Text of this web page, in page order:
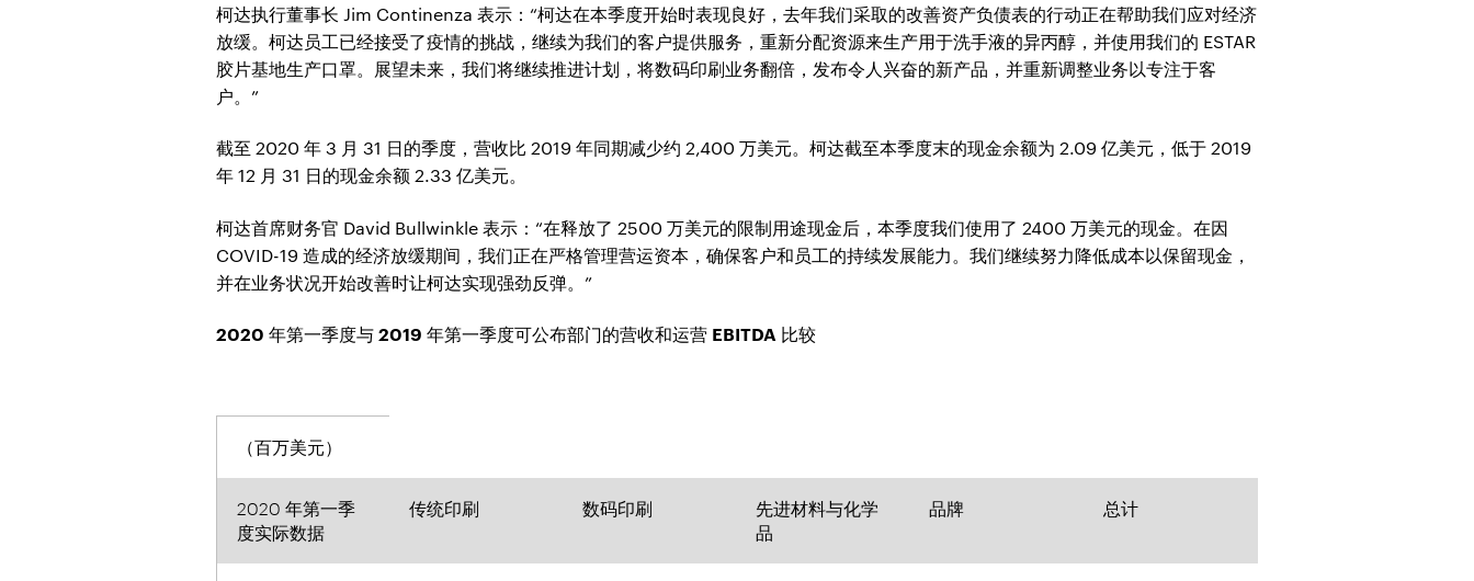
柯达执行董事长 Jim Continenza 表示：“柯达在本季度开始时表现良好，去年我们采取的改善资产负债表的行动正在帮助我们应对经济
放缓。柯达员工已经接受了疫情的挑战，继续为我们的客户提供服务，重新分配资源来生产用于洗手液的异丙醇，并使用我们的 ESTAR
胶片基地生产口罩。展望未来，我们将继续推进计划，将数码印刷业务翻倍，发布令人兴奋的新产品，并重新调整业务以专注于客
户。”
截至 2020 年 3 月 31 日的季度，营收比 2019 年同期减少约 2,400 万美元。柯达截至本季度末的现金余额为 2.09 亿美元，低于 2019
年 12 月 31 日的现金余额 2.33 亿美元。
柯达首席财务官 David Bullwinkle 表示：“在释放了 2500 万美元的限制用途现金后，本季度我们使用了 2400 万美元的现金。在因
COVID-19 造成的经济放缓期间，我们正在严格管理营运资本，确保客户和员工的持续发展能力。我们继续努力降低成本以保留现金，
并在业务状况开始改善时让柯达实现强劲反弹。”
2020 年第一季度与 2019 年第一季度可公布部门的营收和运营 EBITDA 比较
（百万美元）
2020 年第一季
度实际数据
传统印刷 数码印刷
先进材料与化学
品
品牌 总计